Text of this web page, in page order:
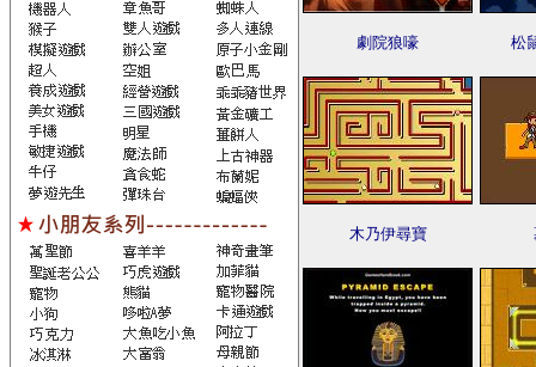
劇院狼嚎 松
木乃伊尋寶